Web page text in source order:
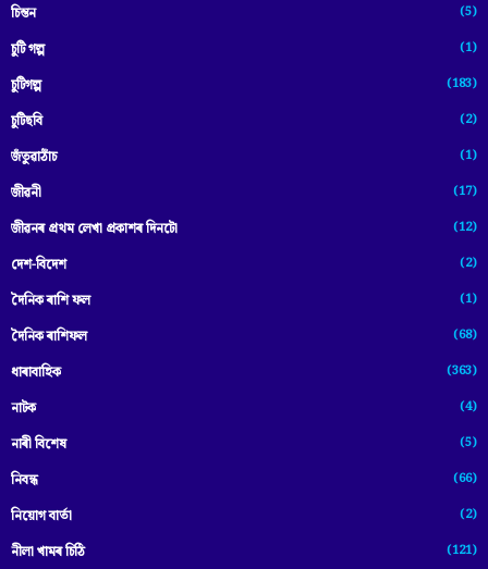
চিন্তন (5)
চুটি গল্প (1)
চুটিগল্প (183)
চুটিছবি (2)
জঁতুৱাঠাঁচ (1)
জীৱনী (17)
জীৱনৰ প্ৰথম লেখা প্ৰকাশৰ দিনটো (12)
দেশ-বিদেশ (2)
দৈনিক ৰাশি ফল (1)
দৈনিক ৰাশিফল (68)
ধাৰাবাহিক (363)
নাটক (4)
নাৰী বিশেষ (5)
নিবন্ধ (66)
নিয়োগ বাৰ্তা (2)
নীলা খামৰ চিঠি (121)